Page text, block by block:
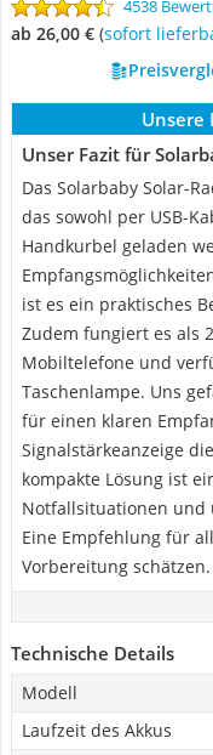
4538
ab 26,00 € ( Sofort
Unsere
Unser Fazit für
Das Solarbaby Solar-
das sowohl per USB-
Handkurbel geladen
ist es ein praktisches
Zudem fungiert es als
Mobiltelefone und
Taschenlampe. Uns
für einen klaren
Signalstärkeanzeige
kompakte Lösung ist
Notfallsituationen und
Eine Empfehlung für
Vorbereitung schätzen.
Technische Details
Modell
Laufzeit des Akkus